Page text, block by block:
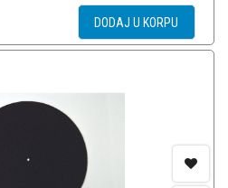
DODAJ U KORPU